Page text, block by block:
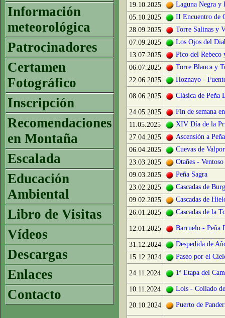
Información
meteorológica
Patrocinadores
Certamen
Fotográfico
Inscripción
Recomendaciones
en Montaña
Escalada
Educación
Ambiental
Libro de Visitas
Vídeos
Descargas
Enlaces
Contacto
19.10.2025
Laguna Negra y
05.10.2025
II Encuentro de
28.09.2025
Torre Salinas y
07.09.2025
Los Ojos del
13.07.2025
Pico del Rebeco
06.07.2025
Torre Blanca y
22.06.2025
Hoznayo -
08.06.2025 Clásica de Peña
24.05.2025
Fin de semana
11.05.2025
XIV Día de la
27.04.2025
Ascensión a
06.04.2025
Cuevas de
23.03.2025
Otañes -
09.03.2025
Peña Sagra
23.02.2025
Cascadas de
09.02.2025
Cascadas de
26.01.2025
Cascadas de la
12.01.2025 Barruelo - Peña
31.12.2024
Despedida de
15.12.2024
Paseo por el
24.11.2024 1ª Etapa del
10.11.2024 Lois - Collado
20.10.2024 Puerto de